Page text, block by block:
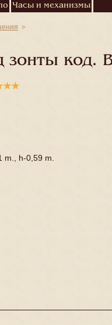
Часы и механизмы
зонты код.
★★
m., h-0,59 m.